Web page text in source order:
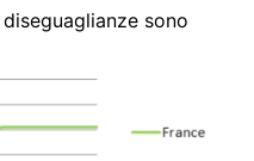
sono